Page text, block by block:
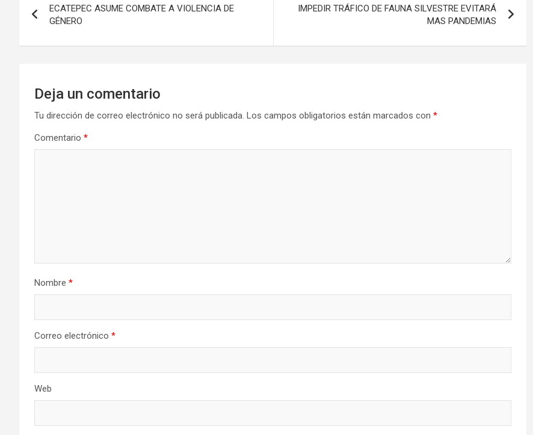
de
entradas
ECATEPEC ASUME COMBATE A VIOLENCIA DE
GÉNERO
IMPEDIR TRÁFICO DE FAUNA SILVESTRE EVITARÁ
MAS PANDEMIAS
Deja un comentario
Tu dirección de correo electrónico no será publicada. Los campos obligatorios están marcados con *
Comentario *
Nombre *
Correo electrónico *
Web